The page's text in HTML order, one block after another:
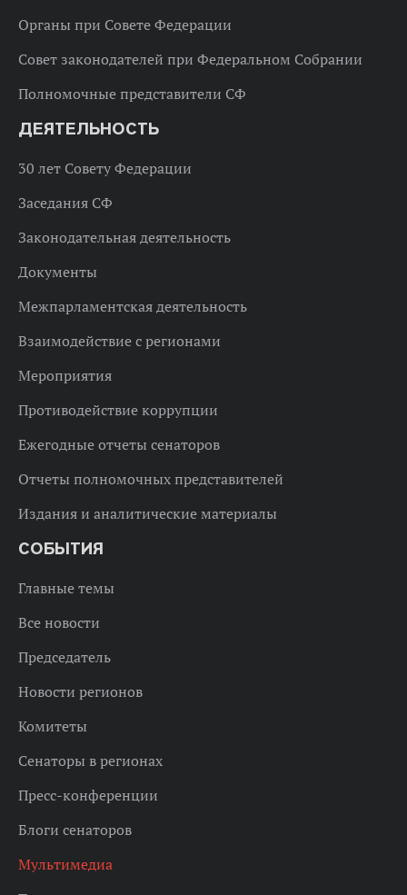
Органы при Совете Федерации
Совет законодателей при Федеральном Собрании
Полномочные представители СФ
ДЕЯТЕЛЬНОСТЬ
30 лет Совету Федерации
Заседания СФ
Законодательная деятельность
Документы
Межпарламентская деятельность
Взаимодействие с регионами
Мероприятия
Противодействие коррупции
Ежегодные отчеты сенаторов
Отчеты полномочных представителей
Издания и аналитические материалы
СОБЫТИЯ
Главные темы
Все новости
Председатель
Новости регионов
Комитеты
Сенаторы в регионах
Пресс-конференции
Блоги сенаторов
Мультимедиа